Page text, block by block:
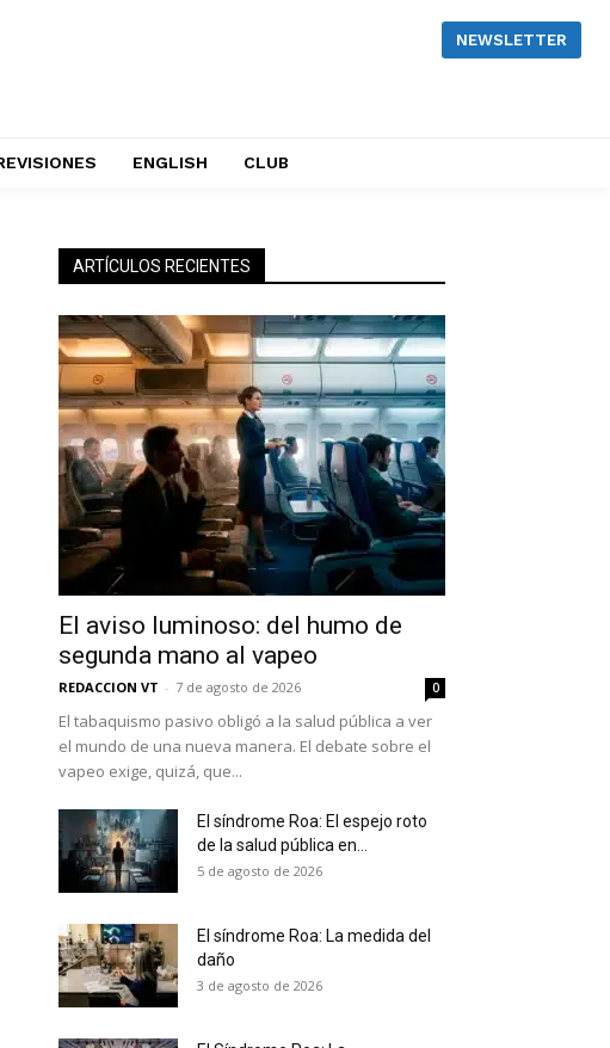
de las últimas
diario y recibe todas las
reducción de daños en tu correo
NEWSLETTER
ENGLISH CLUB
ARTÍCULOS RECIENTES
El aviso luminoso: del humo de
segunda mano al vapeo
REDACCION VT - 7 de agosto de 2026 0
El tabaquismo pasivo obligó a la salud pública a ver
el mundo de una nueva manera. El debate sobre el
vapeo exige, quizá, que...
El síndrome Roa: El espejo roto
de la salud pública en...
5 de agosto de 2026
El síndrome Roa: La medida del
daño
3 de agosto de 2026